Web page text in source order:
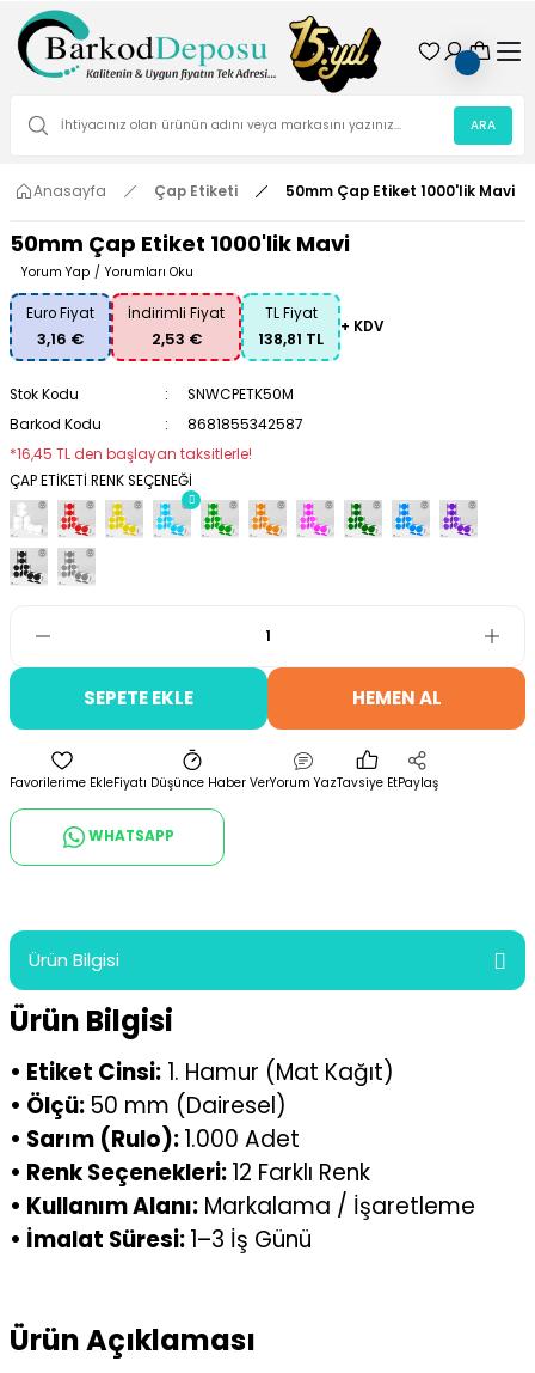
ARA
Anasayfa Çap Etiketi 50mm Çap Etiket 1000'lik Mavi
50mm Çap Etiket 1000'lik Mavi
Yorum Yap / Yorumları Oku
Euro Fiyat
3,16 €
İndirimli Fiyat
2,53 €
TL Fiyat
138,81 TL
+ KDV
Stok Kodu
SNWCPETK50M
Barkod Kodu
8681855342587
*16,45 TL den başlayan taksitlerle!
ÇAP ETİKETİ RENK SEÇENEĞİ
SEPETE EKLE HEMEN AL
Fiyatı Düşünce Haber VerYorum YazTavsiye EtPaylaş
WHATSAPP
Ürün Bilgisi
Ürün Bilgisi
• Etiket Cinsi: 1. Hamur (Mat Kağıt)
• Ölçü:50 mm (Dairesel)
• Sarım (Rulo):1.000 Adet
• Renk Seçenekleri:12 Farklı Renk
• Kullanım Alanı: Markalama / İşaretleme
• İmalat Süresi:1–3 İş Günü
Ürün Açıklaması